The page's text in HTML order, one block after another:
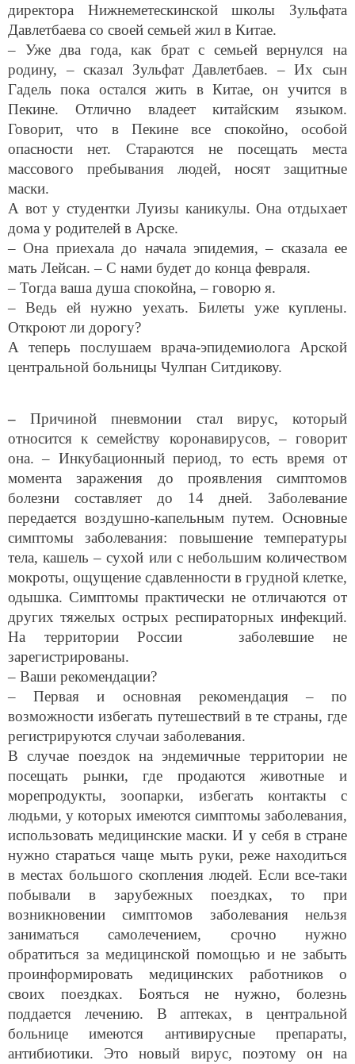
директора Нижнеметескинской школы Зульфата
Давлетбаева со своей семьей жил в Китае.
– Уже два года, как брат с семьей вернулся на
родину, – сказал Зульфат Давлетбаев. – Их сын
Гадель пока остался жить в Китае, он учится в
Пекине. Отлично владеет китайским языком.
Говорит, что в Пекине все спокойно, особой
опасности нет. Стараются не посещать места
массового пребывания людей, носят защитные
маски.
А вот у студентки Луизы каникулы. Она отдыхает
дома у родителей в Арске.
– Она приехала до начала эпидемия, – сказала ее
мать Лейсан. – С нами будет до конца февраля.
– Тогда ваша душа спокойна, – говорю я.
– Ведь ей нужно уехать. Билеты уже куплены.
Откроют ли дорогу?
А теперь послушаем врача-эпидемиолога Арской
центральной больницы Чулпан Ситдикову.
–Причиной пневмонии стал вирус, который
относится к семейству коронавирусов, – говорит
она. – Инкубационный период, то есть время от
момента заражения до проявления симптомов
болезни составляет до 14 дней. Заболевание
передается воздушно-капельным путем. Основные
симптомы заболевания: повышение температуры
тела, кашель – сухой или с небольшим количеством
мокроты, ощущение сдавленности в грудной клетке,
одышка. Симптомы практически не отличаются от
других тяжелых острых респираторных инфекций.
На территории России заболевшие не
зарегистрированы.
– Ваши рекомендации?
– Первая и основная рекомендация – по
возможности избегать путешествий в те страны, где
регистрируются случаи заболевания.
В случае поездок на эндемичные территории не
посещать рынки, где продаются животные и
морепродукты, зоопарки, избегать контакты с
людьми, у которых имеются симптомы заболевания,
использовать медицинские маски. И у себя в стране
нужно стараться чаще мыть руки, реже находиться
в местах большого скопления людей. Если все-таки
побывали в зарубежных поездках, то при
возникновении симптомов заболевания нельзя
заниматься самолечением, срочно нужно
обратиться за медицинской помощью и не забыть
проинформировать медицинских работников о
своих поездках. Бояться не нужно, болезнь
поддается лечению. В аптеках, в центральной
больнице имеются антивирусные препараты,
антибиотики. Это новый вирус, поэтому он на